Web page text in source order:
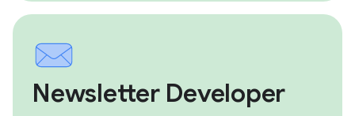
Newsletter Developer